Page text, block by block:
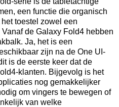
een functie die organisch
toestel zowel een
de Galaxy Fold4 hebben
Ja, het is een
zijn na de One UI-
is de eerste keer dat de
klanten. Bijgevolg is het
nog gemakkelijker
om vingers te bewegen of
van welke